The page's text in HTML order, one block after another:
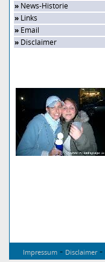
» News-Historie
» Links
» Email
» Disclaimer
Impressum - Disclaimer-